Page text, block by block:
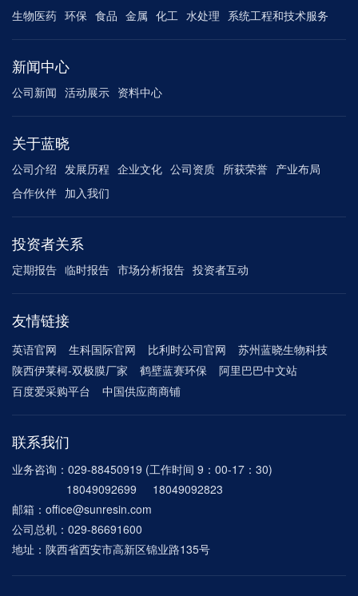
生物医药 环保 食品 金属 化工 水处理 系统工程和技术服务
新闻中心
公司新闻 活动展示 资料中心
关于蓝晓
公司介绍 发展历程 企业文化 公司资质 所获荣誉 产业布局
合作伙伴 加入我们
投资者关系
定期报告 临时报告 市场分析报告 投资者互动
友情链接
英语官网 生科国际官网 比利时公司官网
苏州蓝晓生物科技
陕西伊莱柯-双极膜厂家
鹤壁蓝赛环保
阿里巴巴中文站
百度爱采购平台
中国供应商商铺
联系我们
业务咨询：029-88450919 (工作时间 9：00-17：30)
18049092699 18049092823
邮箱：office@sunresin.com
公司总机：029-86691600
地址：陕西省西安市高新区锦业路135号